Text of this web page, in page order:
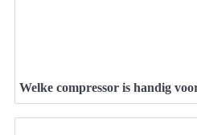
Welke compressor is handig